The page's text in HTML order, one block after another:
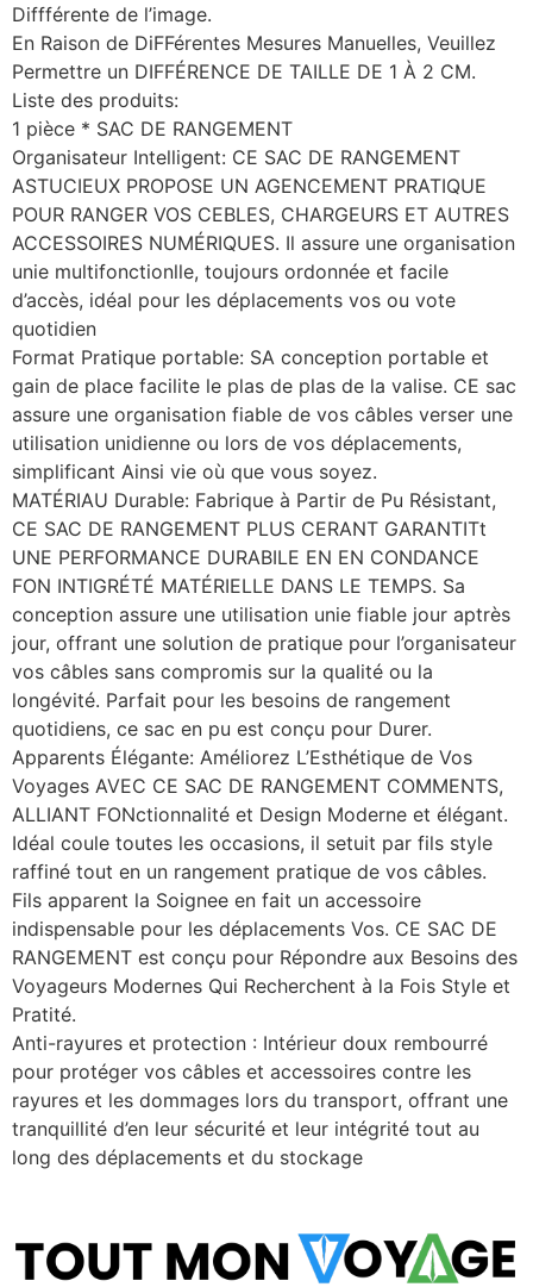
Diffférente de l’image.
En Raison de DiFFérentes Mesures Manuelles, Veuillez
Permettre un DIFFÉRENCE DE TAILLE DE 1 À 2 CM.
Liste des produits:
1 pièce * SAC DE RANGEMENT
Organisateur Intelligent: CE SAC DE RANGEMENT
ASTUCIEUX PROPOSE UN AGENCEMENT PRATIQUE
POUR RANGER VOS CEBLES, CHARGEURS ET AUTRES
ACCESSOIRES NUMÉRIQUES. Il assure une organisation
unie multifonctionlle, toujours ordonnée et facile
d’accès, idéal pour les déplacements vos ou vote
quotidien
Format Pratique portable: SA conception portable et
gain de place facilite le plas de plas de la valise. CE sac
assure une organisation fiable de vos câbles verser une
utilisation unidienne ou lors de vos déplacements,
simplificant Ainsi vie où que vous soyez.
MATÉRIAU Durable: Fabrique à Partir de Pu Résistant,
CE SAC DE RANGEMENT PLUS CERANT GARANTITt
UNE PERFORMANCE DURABILE EN EN CONDANCE
FON INTIGRÉTÉ MATÉRIELLE DANS LE TEMPS. Sa
conception assure une utilisation unie fiable jour aptrès
jour, offrant une solution de pratique pour l’organisateur
vos câbles sans compromis sur la qualité ou la
longévité. Parfait pour les besoins de rangement
quotidiens, ce sac en pu est conçu pour Durer.
Apparents Élégante: Améliorez L’Esthétique de Vos
Voyages AVEC CE SAC DE RANGEMENT COMMENTS,
ALLIANT FONctionnalité et Design Moderne et élégant.
Idéal coule toutes les occasions, il setuit par fils style
raffiné tout en un rangement pratique de vos câbles.
Fils apparent la Soignee en fait un accessoire
indispensable pour les déplacements Vos. CE SAC DE
RANGEMENT est conçu pour Répondre aux Besoins des
Voyageurs Modernes Qui Recherchent à la Fois Style et
Pratité.
Anti-rayures et protection : Intérieur doux rembourré
pour protéger vos câbles et accessoires contre les
rayures et les dommages lors du transport, offrant une
tranquillité d’en leur sécurité et leur intégrité tout au
long des déplacements et du stockage